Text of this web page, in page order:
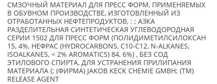
СМЗОЧНЫЙ МАТЕРИАЛ ДЛЯ ПРЕСС ФОРМ, ПРИМЕНЯЕМЫХ
В ОБУВНОМ ПРОИЗВОДСТВЕ, ИЗГОТОВЛЕННЫЙ ИЗ
ОТРАБОТАННЫХ НЕФТЕПРОДУКТОВ, : ; АЗКА
РАЗДЕЛИТЕЛЬНАЯ СИНТЕТИЧЕСКАЯ УГЛЕВОДОРОДНАЯ
СЕРИИ 1502 ДЛЯ ПРЕСС ФОРМ (ПОЛИДИМЕТИЛСИЛОКСАН
15, 4%, НЕФРАС (HYDROCARBONS, C10-C12, N-ALKANES,
ISOALKANES, < 2% AROMATICS) 84, 6%) , БЕЗ СОД
ЭТИЛОВОГО СПИРТА, ДЛЯ УСТРАНЕНИЯ ПРИЛИПАНИЯ
МАТЕРИАЛА (; (ФИРМА) JAKOB KECK CHEMIE GMBH; (TM)
RELEASE AGENT